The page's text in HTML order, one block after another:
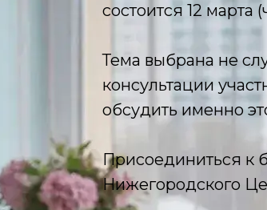
состоится 12 марта
Тема выбрана не
консультации
обсудить именно
Присоединиться к
Нижегородского